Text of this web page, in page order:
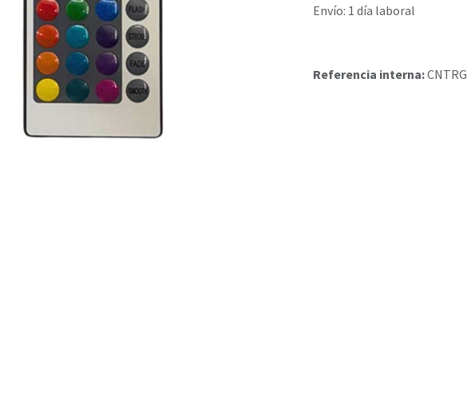
Envío: 1 día laboral
Referencia interna: